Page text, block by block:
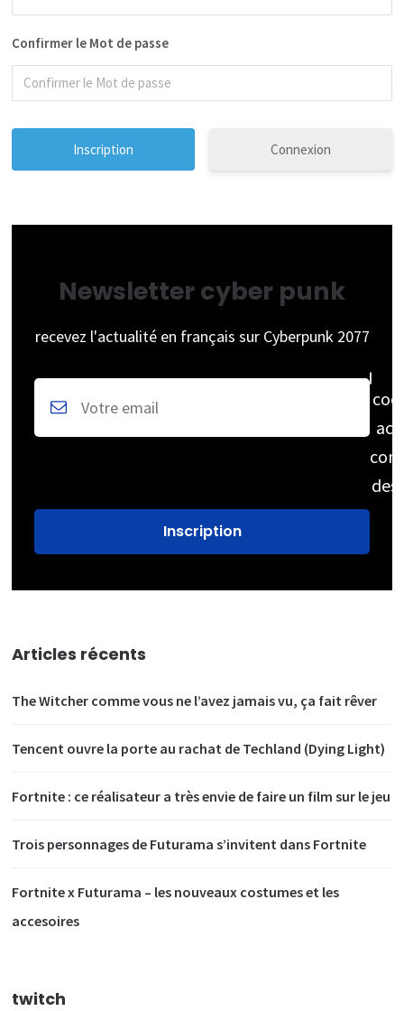
Confirmer le Mot de passe
Connexion
Newsletter cyber punk
recevez l'actualité en français sur Cyberpunk 2077
des
Articles récents
The Witcher comme vous ne l’avez jamais vu, ça fait rêver
Tencent ouvre la porte au rachat de Techland (Dying Light)
Fortnite : ce réalisateur a très envie de faire un film sur le jeu
Trois personnages de Futurama s’invitent dans Fortnite
Fortnite x Futurama – les nouveaux costumes et les
accesoires
twitch